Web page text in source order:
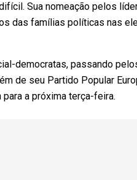
Sua nomeação pelos
das famílias políticas nas
democratas, passando
de seu Partido Popular
a próxima terça-feira.